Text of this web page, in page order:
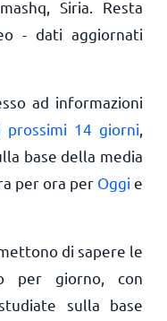
Siria. Resta
- dati aggiornati
ad informazioni
14 giorni
base della media
per ora per Oggi e
di sapere le
per giorno, con
sulla base